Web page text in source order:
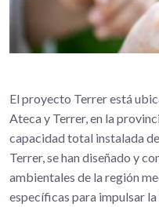
El proyecto Terrer está
Ateca y Terrer, en la
capacidad total instalada
Terrer, se han diseñado y
ambientales de la región
específicas para impulsar